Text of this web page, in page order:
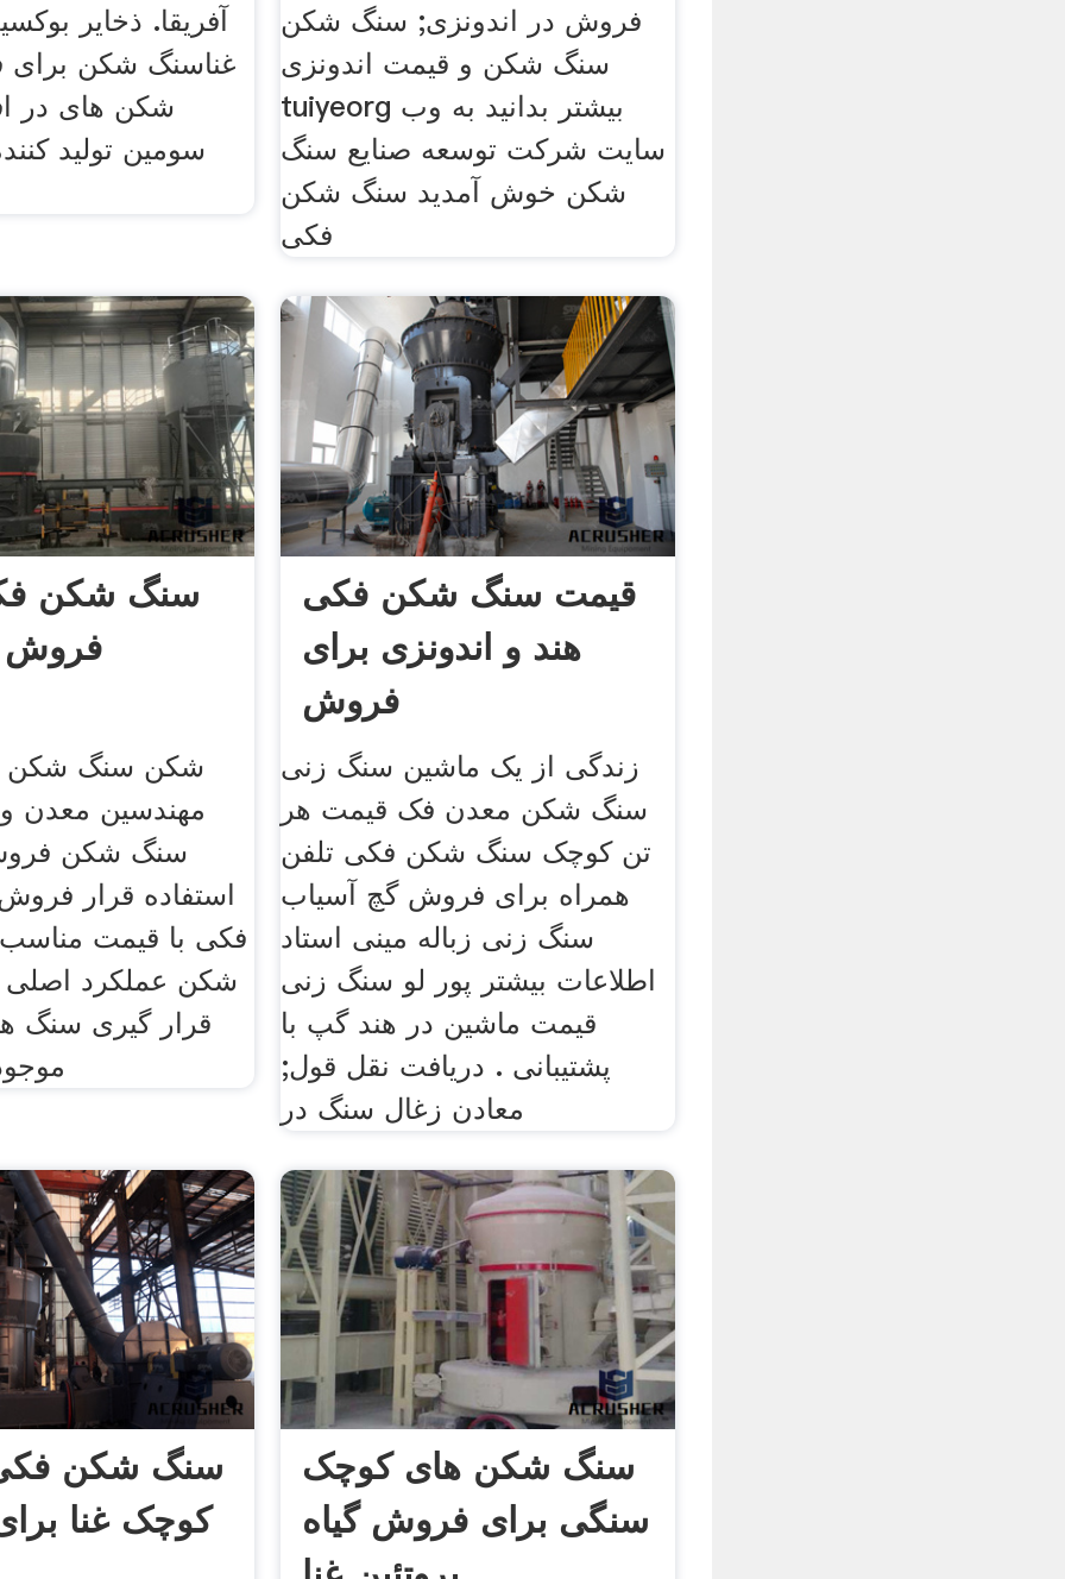
آفریقا. ذخایر
غناسنگ شکن
شکن های در
سومین تولید
فروش در اندونزی; سنگ شکن
سنگ شکن و قیمت اندونزی
tuiyeorg بیشتر بدانید به وب
سایت شرکت توسعه صنایع سنگ
شکن خوش آمدید سنگ شکن
فکی
سنگ شکن
فروش
شکن سنگ شکن
مهندسین معدن
سنگ شکن
استفاده قرار
فکی با قیمت
شکن عملکرد
قرار گیری سنگ
قیمت سنگ شکن فکی
هند و اندونزی برای
فروش
زندگی از یک ماشین سنگ زنی
سنگ شکن معدن فک قیمت هر
تن کوچک سنگ شکن فکی تلفن
همراه برای فروش گچ آسیاب
سنگ زنی زباله مینی استاد
اطلاعات بیشتر پور لو سنگ زنی
قیمت ماشین در هند گپ با
پشتیبانی . دریافت نقل قول;
معادن زغال سنگ در
سنگ شکن
کوچک غنا
سنگ شکن های کوچک
سنگی برای فروش گیاه